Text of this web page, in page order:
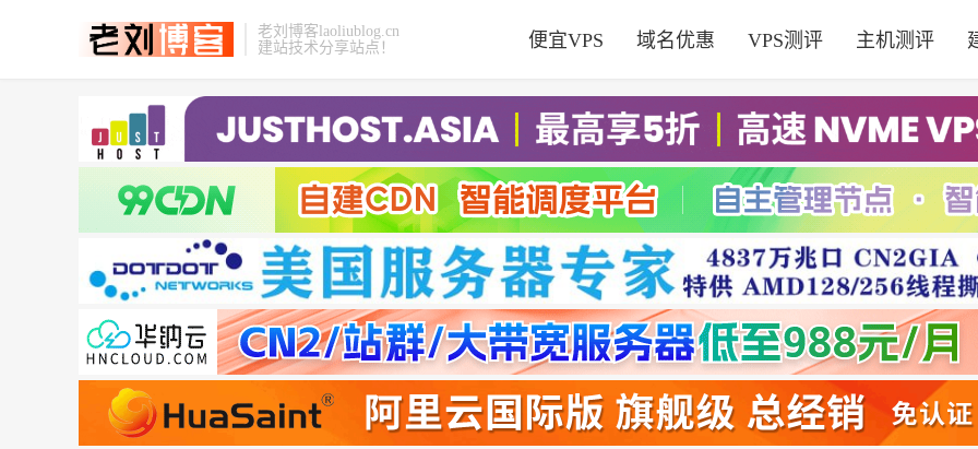
老刘博客laoliublog.cn
建站技术分享站点！
便宜VPS 域名优惠 VPS测评 主机测评